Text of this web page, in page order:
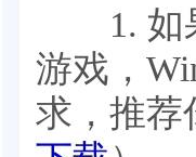
1. 如果
游戏，
求，推荐